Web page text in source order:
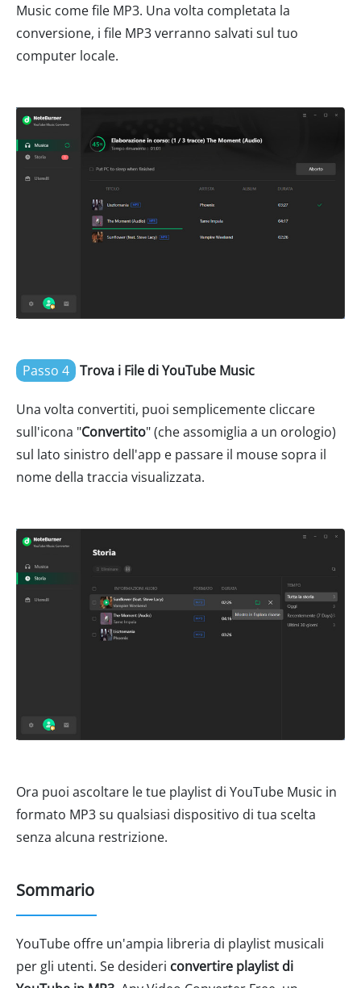
Music come file MP3. Una volta completata la
conversione, i file MP3 verranno salvati sul tuo
computer locale.
Passo 4 Trova i File di YouTube Music
Una volta convertiti, puoi semplicemente cliccare
sull'icona "Convertito" (che assomiglia a un orologio)
sul lato sinistro dell'app e passare il mouse sopra il
nome della traccia visualizzata.
Ora puoi ascoltare le tue playlist di YouTube Music in
formato MP3 su qualsiasi dispositivo di tua scelta
senza alcuna restrizione.
Sommario
YouTube offre un'ampia libreria di playlist musicali
per gli utenti. Se desideri convertire playlist di